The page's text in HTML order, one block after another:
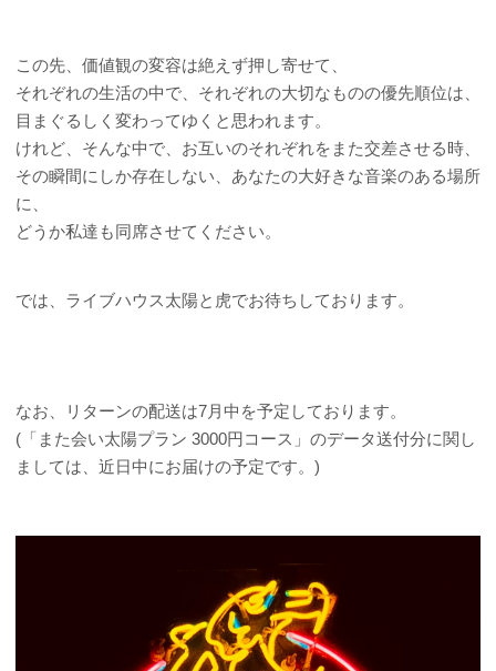
この先、価値観の変容は絶えず押し寄せて、
それぞれの生活の中で、それぞれの大切なものの優先順位は、
目まぐるしく変わってゆくと思われます。
けれど、そんな中で、お互いのそれぞれをまた交差させる時、
その瞬間にしか存在しない、あなたの大好きな音楽のある場所
に、
どうか私達も同席させてください。
では、ライブハウス太陽と虎でお待ちしております。
なお、リターンの配送は7月中を予定しております。
(「また会い太陽プラン 3000円コース」のデータ送付分に関し
ましては、近日中にお届けの予定です。)